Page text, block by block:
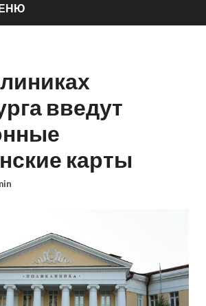
введут
карты